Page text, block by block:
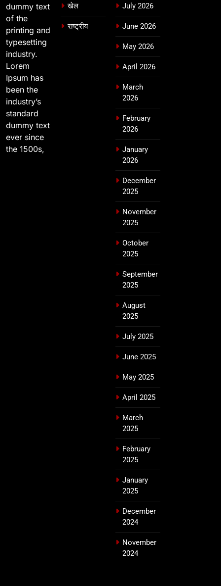
dummy text
of the
printing and
typesetting
industry.
Lorem
Ipsum has
been the
industry’s
standard
dummy text
ever since
the 1500s,
खेल
राष्ट्रीय
July 2026
June 2026
May 2026
April 2026
March
2026
February
2026
January
2026
December
2025
November
2025
October
2025
September
2025
August
2025
July 2025
June 2025
May 2025
April 2025
March
2025
February
2025
January
2025
December
2024
November
2024